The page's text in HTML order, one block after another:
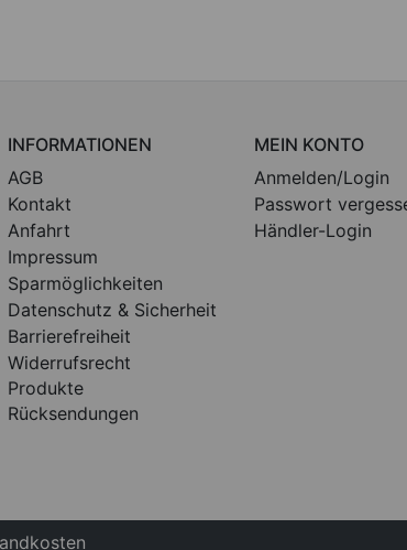
INFORMATIONEN
AGB
Kontakt
Anfahrt
Impressum
Sparmöglichkeiten
Datenschutz & Sicherheit
Barrierefreiheit
Widerrufsrecht
Produkte
Rücksendungen
MEIN KONTO
Anmelden/Login
Passwort
Händler-Login